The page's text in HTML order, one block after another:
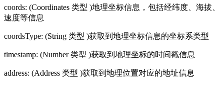
coords: (Coordinates 类型 )地理坐标信息，包括经纬度、海拔、
速度等信息
coordsType: (String 类型 )获取到地理坐标信息的坐标系类型
timestamp: (Number 类型 )获取到地理坐标的时间戳信息
address: (Address 类型 )获取到地理位置对应的地址信息